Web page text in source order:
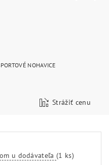
NOHAVICE
Strážiť cenu
u dodávateľa(1 ks)